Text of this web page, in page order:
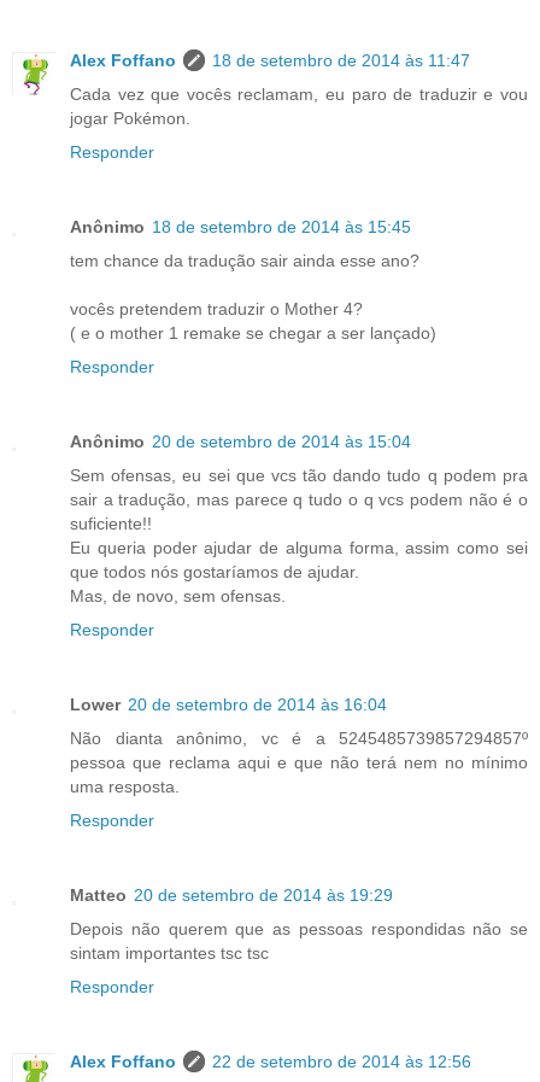
Alex Foffano
18 de setembro de 2014 às 11:47
Cada vez que vocês reclamam, eu paro de traduzir e vou
jogar Pokémon.
Responder
Anônimo 18 de setembro de 2014 às 15:45
tem chance da tradução sair ainda esse ano?
vocês pretendem traduzir o Mother 4?
( e o mother 1 remake se chegar a ser lançado)
Responder
Anônimo 20 de setembro de 2014 às 15:04
Sem ofensas, eu sei que vcs tão dando tudo q podem pra
sair a tradução, mas parece q tudo o q vcs podem não é o
suficiente!!
Eu queria poder ajudar de alguma forma, assim como sei
que todos nós gostaríamos de ajudar.
Mas, de novo, sem ofensas.
Responder
Lower 20 de setembro de 2014 às 16:04
Não dianta anônimo, vc é a 5245485739857294857º
pessoa que reclama aqui e que não terá nem no mínimo
uma resposta.
Responder
Matteo 20 de setembro de 2014 às 19:29
Depois não querem que as pessoas respondidas não se
sintam importantes tsc tsc
Responder
Alex Foffano
22 de setembro de 2014 às 12:56